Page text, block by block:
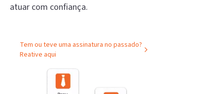
atuar com confiança.
Tem ou teve uma assinatura no passado?
Reative aqui